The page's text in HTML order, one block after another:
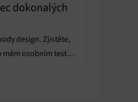
dokonalých
design. Zjistěte,
mém osobním testu a